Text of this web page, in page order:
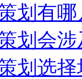
划有
划会
划选